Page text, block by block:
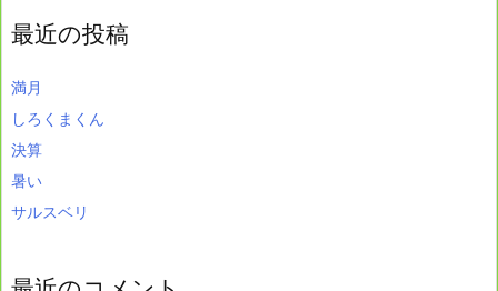
最近の投稿
満月
しろくまくん
決算
暑い
サルスベリ